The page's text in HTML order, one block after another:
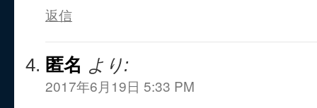
返信
匿名 より:
2017年6月19日 5:33 PM